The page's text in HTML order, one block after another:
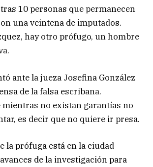
10 personas que permanecen
una veintena de imputados.
hay otro prófugo, un hombre
ante la jueza Josefina González
de la falsa escribana.
mientras no existan garantías no
es decir que no quiere ir presa.
la prófuga está en la ciudad
de la investigación para